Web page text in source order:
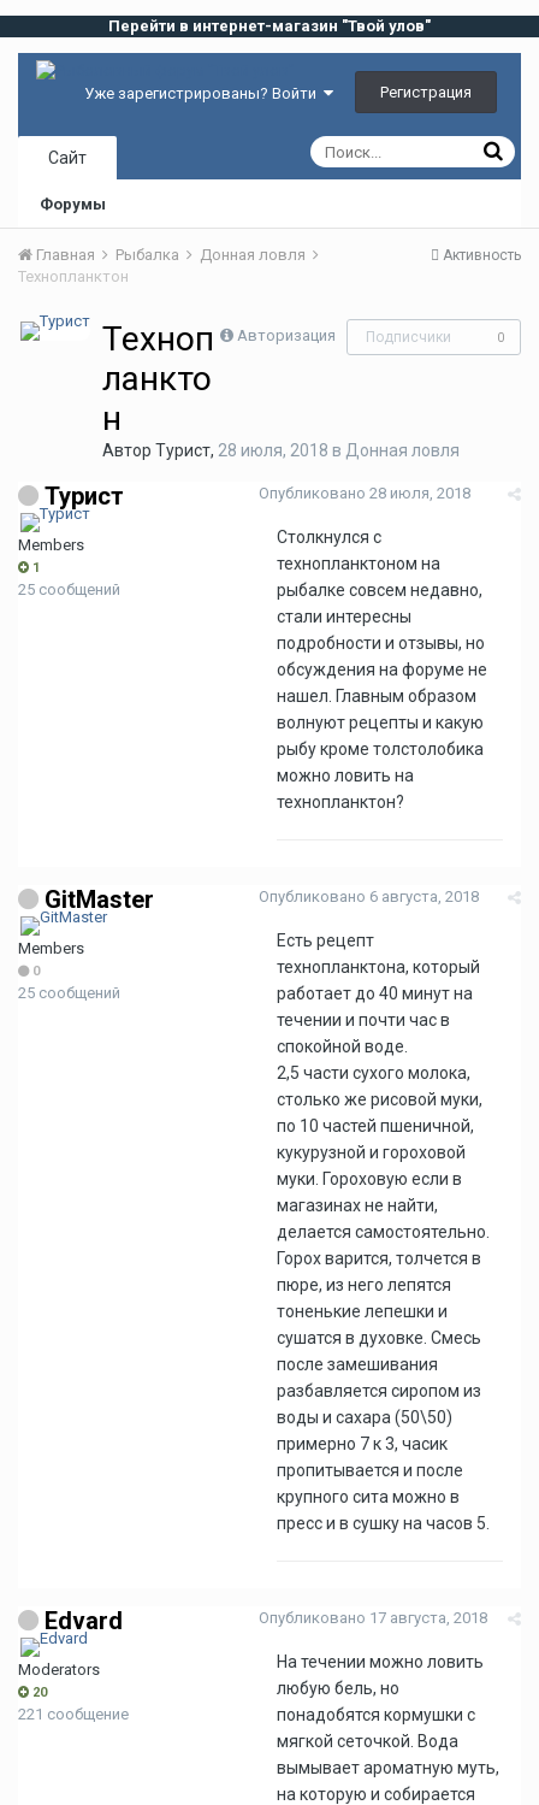
Перейти в интернет-магазин "Твой улов"
Уже зарегистрированы? Войти Регистрация
Сайт
Форумы
Активность
Главная Рыбалка
Донная ловля
Технопланктон
Авторизация Подписчики 0
Техноп
ланкто
н
Автор Турист, 28 июля, 2018 в Донная ловля
Турист
Members
1
25 сообщений
Опубликовано 28 июля, 2018
Столкнулся с
технопланктоном на
рыбалке совсем недавно,
стали интересны
подробности и отзывы, но
обсуждения на форуме не
нашел. Главным образом
волнуют рецепты и какую
рыбу кроме толстолобика
можно ловить на
технопланктон?
GitMaster
Members
0
25 сообщений
Опубликовано 6 августа, 2018
Есть рецепт
технопланктона, который
работает до 40 минут на
течении и почти час в
спокойной воде.
2,5 части сухого молока,
столько же рисовой муки,
по 10 частей пшеничной,
кукурузной и гороховой
муки. Гороховую если в
магазинах не найти,
делается самостоятельно.
Горох варится, толчется в
пюре, из него лепятся
тоненькие лепешки и
сушатся в духовке. Смесь
после замешивания
разбавляется сиропом из
воды и сахара (50\50)
примерно 7 к 3, часик
пропитывается и после
крупного сита можно в
пресс и в сушку на часов 5.
Edvard
Moderators
20
221 сообщение
Опубликовано 17 августа, 2018
На течении можно ловить
любую бель, но
понадобятся кормушки с
мягкой сеточкой. Вода
вымывает ароматную муть,
на которую и собирается